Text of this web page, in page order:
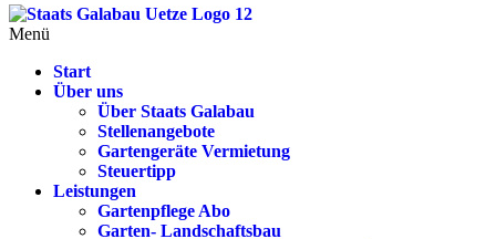
Menü
Start
Über uns
Über Staats Galabau
Stellenangebote
Gartengeräte Vermietung
Steuertipp
Leistungen
Gartenpflege Abo
Garten- Landschaftsbau